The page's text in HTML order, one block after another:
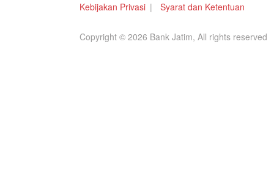
Kebijakan Privasi Syarat dan Ketentuan
Copyright © 2026 Bank Jatim, All rights reserved